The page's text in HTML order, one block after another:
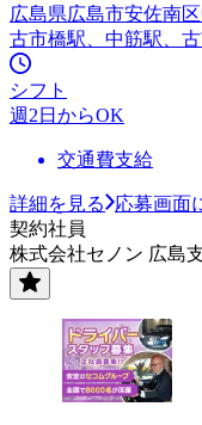
広島県広島市安佐南
古市橋駅、中筋駅、
シフト
週2日からOK
交通費支給
詳細を見る
応募画面
契約社員
株式会社セノン 広島